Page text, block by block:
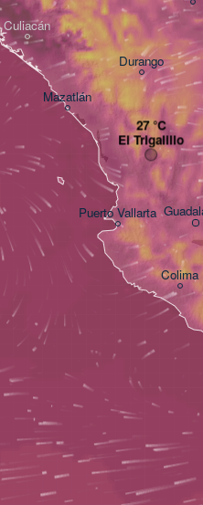
Culiacán
Durango
Mazatlán
Puerto Vallarta
Colima
El Trigalillo